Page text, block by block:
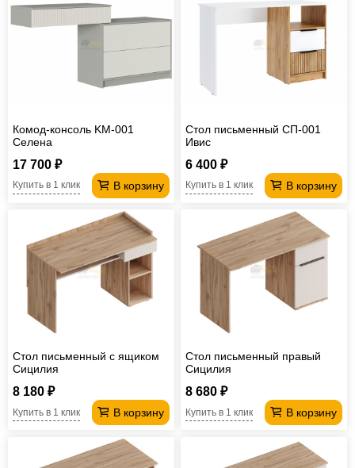
Комод-консоль KM-001
Селена
17 700 ₽
В корзину
Купить в 1 клик
Стол письменный СП-001
Ивис
6 400 ₽
В корзину
Купить в 1 клик
Стол письменный с ящиком
Сицилия
8 180 ₽
В корзину
Купить в 1 клик
Стол письменный правый
Сицилия
8 680 ₽
В корзину
Купить в 1 клик